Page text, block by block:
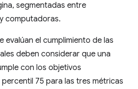
segmentadas entre
computadoras.
evalúan el cumplimiento de las
deben considerar que una
con los objetivos
75 para las tres métricas